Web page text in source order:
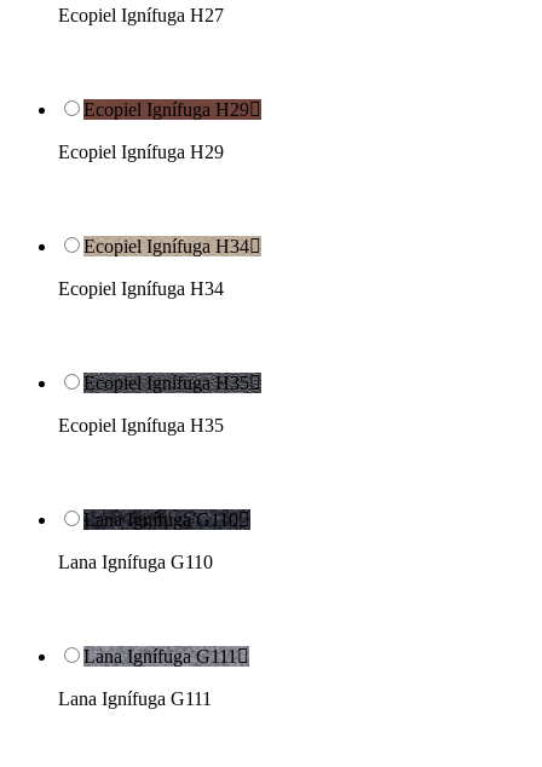
Ecopiel Ignífuga H27
Ecopiel Ignífuga H29
Ecopiel Ignífuga H29
Ecopiel Ignífuga H34
Ecopiel Ignífuga H34
Ecopiel Ignífuga H35
Ecopiel Ignífuga H35
Lana Ignífuga G110
Lana Ignífuga G110
Lana Ignífuga G111
Lana Ignífuga G111